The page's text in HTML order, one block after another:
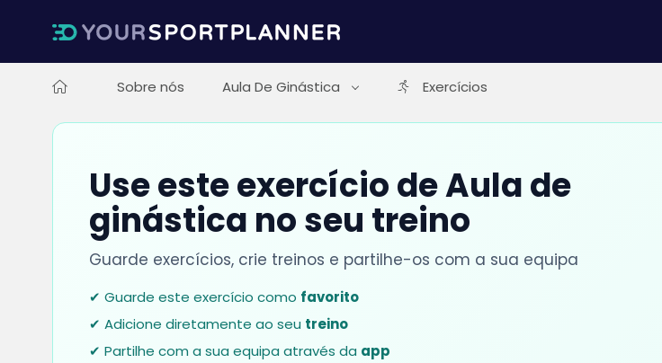
Sobre nós Aula De Ginástica Exercícios
Use este exercício de Aula de
ginástica no seu treino
Guarde exercícios, crie treinos e partilhe-os com a sua equipa
✔ Guarde este exercício como favorito
✔ Adicione diretamente ao seu treino
✔ Partilhe com a sua equipa através da app